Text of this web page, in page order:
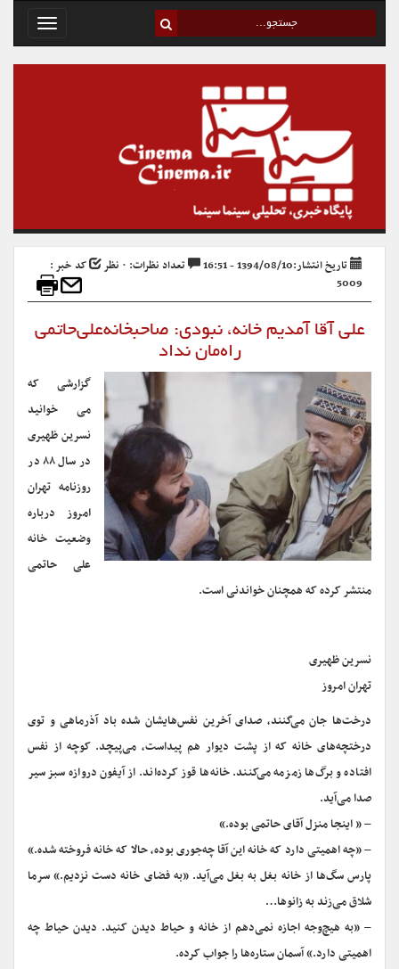
Toggle
تاریخ انتشار:1394/08/10 - 16:51 تعداد نظرات: ۰ نظر
کد خبر :
5009
علی آقا آمدیم خانه‌،‌ نبودی: صاحبخانه‌علی‌حاتمی‌
راه‌مان نداد
گزارشی که
می خوانید
نسرین ظهیری
در سال ۸۸ در
روزنامه تهران
امروز درباره
وضعیت خانه
علی حاتمی
منتشر کرده که همچنان خواندنی است.
نسرین ظهیری
تهران امروز
درخت‌ها جان می‌کَنند، صدای آخرین نفس‌هایشان شده باد آذرماهی و توی
درختچه‌های خانه که از پشت دیوار هم پیداست، می‌پیچد. کوچه از نفس
افتاده و برگ‌ها زمزمه می‌کنند. خانه‌ها قوز کرده‌اند. از آیفون دروازه سبز سیر
صدا می‌آید.
– « اینجا منزل آقای حاتمی بوده.»
– «چه اهمیتی دارد که خانه این آقا چه‌جوری بوده، حالا که خانه فروخته شده.»
پارس سگ‌ها از خانه بغل به بغل می‌آید. «به فضای خانه دست نزدیم.» سرما
شلاق می‌زند به زانوها…
– «به هیچ‌وجه اجازه نمی‌دهم از خانه و حیاط دیدن کنید. دیدن حیاط چه
اهمیتی دارد.» آسمان ستاره‌ها را جواب کرده.